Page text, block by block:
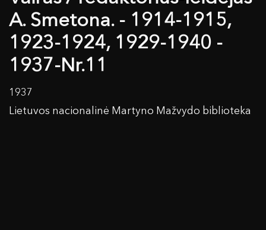
A. Smetona. - 1914-1915,
1923-1924, 1929-1940 -
1937-Nr.11
1937
Lietuvos nacionalinė Martyno Mažvydo biblioteka